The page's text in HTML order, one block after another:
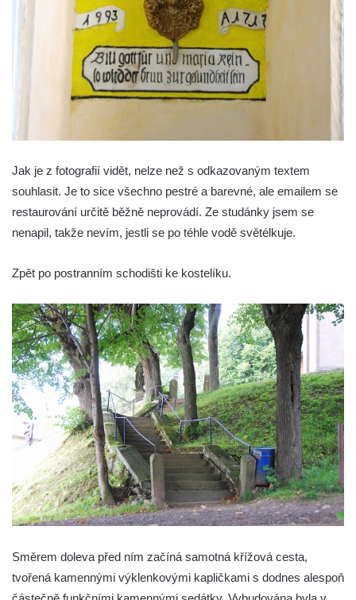
Jak je z fotografií vidět, nelze než s odkazovaným textem
souhlasit. Je to sice všechno pestré a barevné, ale emailem se
restaurování určitě běžně neprovádí. Ze studánky jsem se
nenapil, takže nevím, jestli se po téhle vodě světélkuje.
Zpět po postranním schodišti ke kostelíku.
Směrem doleva před ním začíná samotná křížová cesta,
tvořená kamennými výklenkovými kapličkami s dodnes alespoň